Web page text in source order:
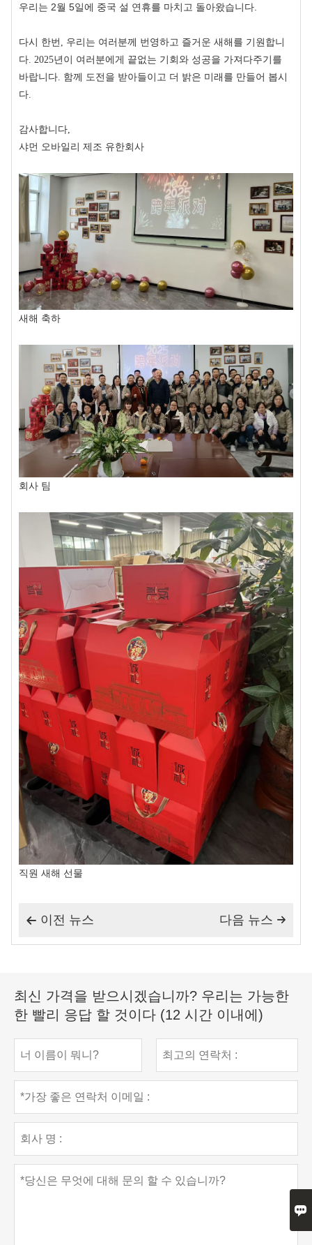
우리는 2월 5일에 중국 설 연휴를 마치고 돌아왔습니다.
다시 한번, 우리는 여러분께 번영하고 즐거운 새해를 기원합니
다. 2025년이 여러분에게 끝없는 기회와 성공을 가져다주기를
바랍니다. 함께 도전을 받아들이고 더 밝은 미래를 만들어 봅시
다.
감사합니다,
샤먼 오바일리 제조 유한회사
새해 축하
회사 팀
직원 새해 선물
 이전 뉴스 
다음 뉴스
최신 가격을 받으시겠습니까? 우리는 가능한
한 빨리 응답 할 것이다 (12 시간 이내에)
